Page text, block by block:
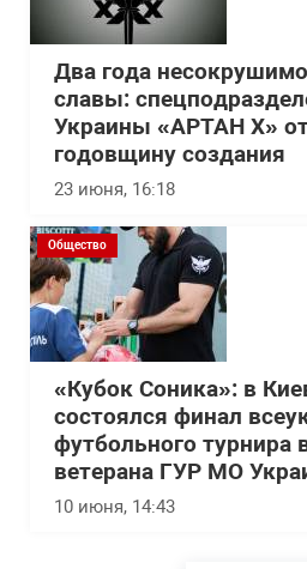
Два года
славы:
Украины «АРТАН Х»
годовщину создания
23 июня, 16:18
Общество
«Кубок Соника»: в
состоялся финал
футбольного турнира
ветерана ГУР МО
10 июня, 14:43